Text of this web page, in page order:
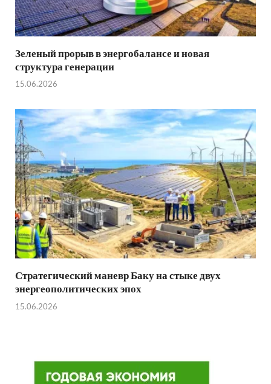
Зеленый прорыв в энергобалансе и новая
структура генерации
15.06.2026
Стратегический маневр Баку на стыке двух
энергеополитических эпох
15.06.2026